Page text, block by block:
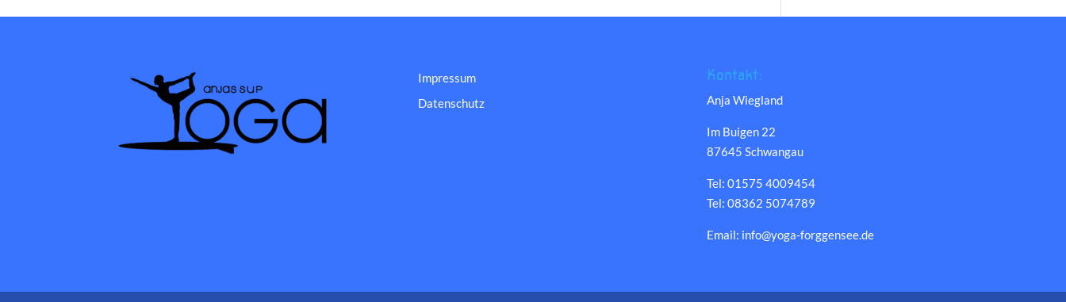
Impressum
Datenschutz
Kontakt:
Anja Wiegland
Im Buigen 22
87645 Schwangau
Tel: 01575 4009454
Tel: 08362 5074789
Email: info@yoga-forggensee.de